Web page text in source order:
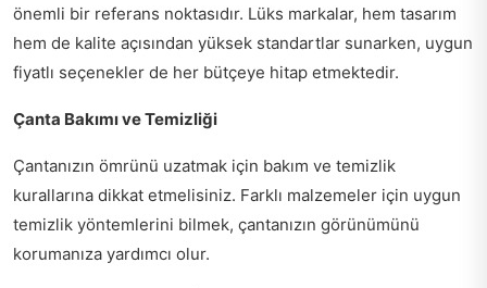
önemli bir referans noktasıdır. Lüks markalar, hem tasarım
hem de kalite açısından yüksek standartlar sunarken, uygun
fiyatlı seçenekler de her bütçeye hitap etmektedir.
Çanta Bakımı ve Temizliği
Çantanızın ömrünü uzatmak için bakım ve temizlik
kurallarına dikkat etmelisiniz. Farklı malzemeler için uygun
temizlik yöntemlerini bilmek, çantanızın görünümünü
korumanıza yardımcı olur.